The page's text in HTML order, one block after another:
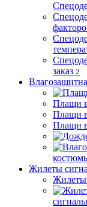
заказ 2
Плащи
Плащи
Плащи
Жилеты
Жилеты